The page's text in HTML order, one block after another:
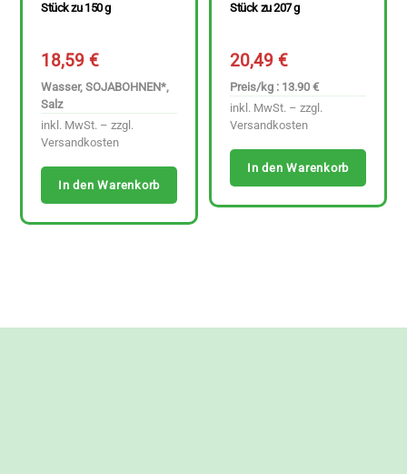
Stück zu 150 g
18,59€
Wasser, SOJABOHNEN*,
Salz
inkl. MwSt. – zzgl.
Versandkosten
In den Warenkorb
Stück zu 207 g
20,49€
Preis/kg : 13.90 €
inkl. MwSt. – zzgl.
Versandkosten
In den Warenkorb